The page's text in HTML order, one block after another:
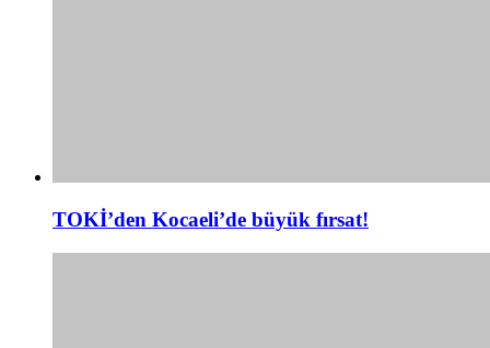
TOKİ’den Kocaeli’de büyük fırsat!